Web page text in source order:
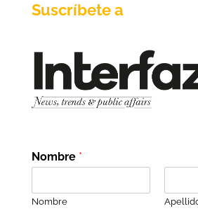
Suscríbete a
Nombre *
Nombre